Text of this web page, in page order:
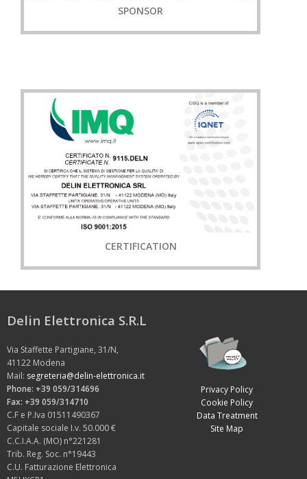
SPONSOR
CERTIFICATION
Delin Elettronica S.R.L
Via Staffette Partigiane, 31/N,
41122 Modena
Mail: segreteria@delin-elettronica.it
Phone: +39 059/314696
Fax: +39 059/314710
C.F e P.Iva 01511490367
Capitale sociale I.v. 50.000 €
C.C.I.A.A. (MO) n°221281
Trib. Reg. Soc. n°19443
C.U. Fatturazione Elettronica
Privacy Policy
Cookie Policy
Data Treatment
Site Map